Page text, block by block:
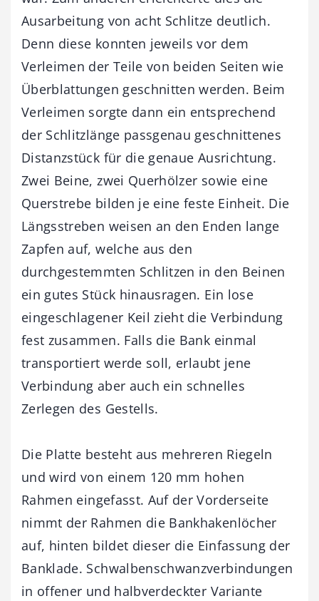
Ausarbeitung von acht Schlitze deutlich.
Denn diese konnten jeweils vor dem
Verleimen der Teile von beiden Seiten wie
Überblattungen geschnitten werden. Beim
Verleimen sorgte dann ein entsprechend
der Schlitzlänge passgenau geschnittenes
Distanzstück für die genaue Ausrichtung.
Zwei Beine, zwei Querhölzer sowie eine
Querstrebe bilden je eine feste Einheit. Die
Längsstreben weisen an den Enden lange
Zapfen auf, welche aus den
durchgestemmten Schlitzen in den Beinen
ein gutes Stück hinausragen. Ein lose
eingeschlagener Keil zieht die Verbindung
fest zusammen. Falls die Bank einmal
transportiert werde soll, erlaubt jene
Verbindung aber auch ein schnelles
Zerlegen des Gestells.
Die Platte besteht aus mehreren Riegeln
und wird von einem 120 mm hohen
Rahmen eingefasst. Auf der Vorderseite
nimmt der Rahmen die Bankhakenlöcher
auf, hinten bildet dieser die Einfassung der
Banklade. Schwalbenschwanzverbindungen
in offener und halbverdeckter Variante